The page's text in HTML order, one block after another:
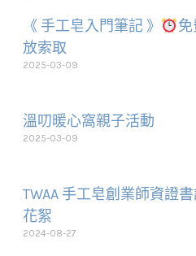
《 手工皂入門筆記 》
免
放索取
2025-03-09
溫叨暖心窩親子活動
2025-03-09
TWAA 手工皂創業師資證
花絮
2024-08-27